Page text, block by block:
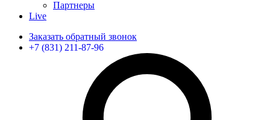
Партнеры
Live
Заказать обратный звонок
+7 (831) 211-87-96